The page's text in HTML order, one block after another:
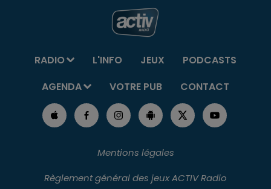
RADIO L'INFO JEUX
PODCASTS
AGENDA
VOTRE PUB CONTACT
Mentions légales
Règlement général des jeux ACTIV Radio